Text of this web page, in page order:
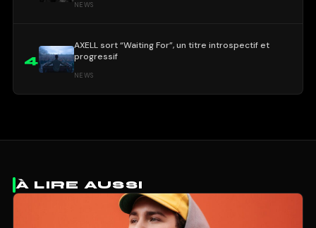
NEWS
4
AXELL sort “Waiting For”, un titre introspectif et
progressif
NEWS
À LIRE AUSSI